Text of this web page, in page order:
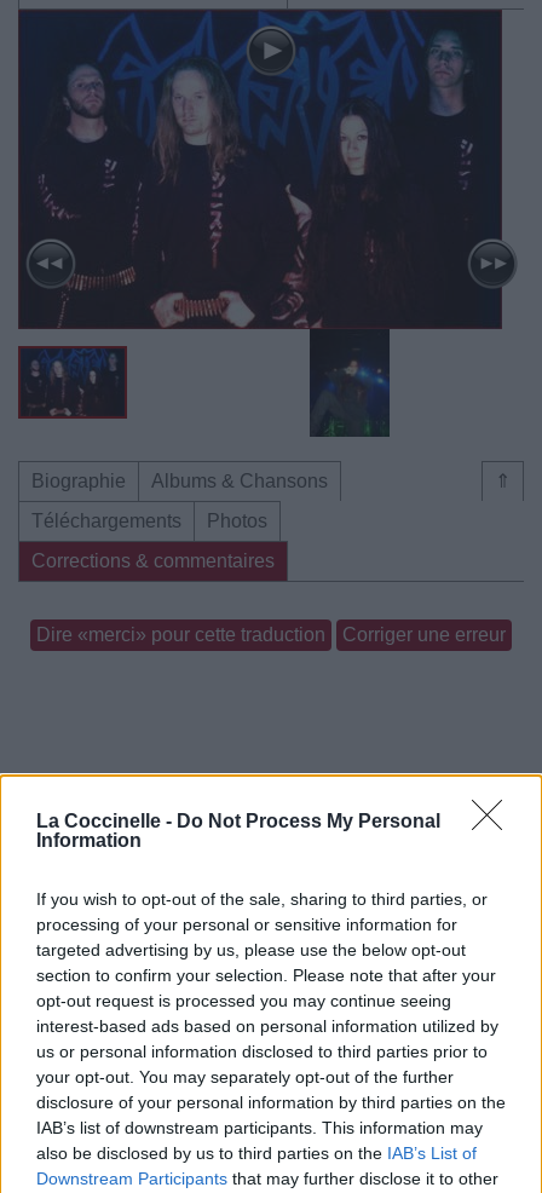
La Coccinelle - Do Not Process My Personal
Information
If you wish to opt-out of the sale, sharing to third parties, or
processing of your personal or sensitive information for
targeted advertising by us, please use the below opt-out
section to confirm your selection. Please note that after your
opt-out request is processed you may continue seeing
interest-based ads based on personal information utilized by
us or personal information disclosed to third parties prior to
your opt-out. You may separately opt-out of the further
disclosure of your personal information by third parties on the
IAB’s list of downstream participants. This information may
also be disclosed by us to third parties on the IAB’s List of
Downstream Participants that may further disclose it to other
⇑
Biographie
Albums & Chansons
Téléchargements
Photos
Corrections & commentaires
Dire «merci» pour cette traduction Corriger une erreur